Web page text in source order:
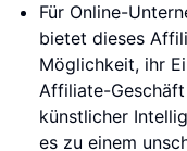
Für Online-
bietet dieses
Möglichkeit, ihr
Affiliate-
künstlicher
es zu einem